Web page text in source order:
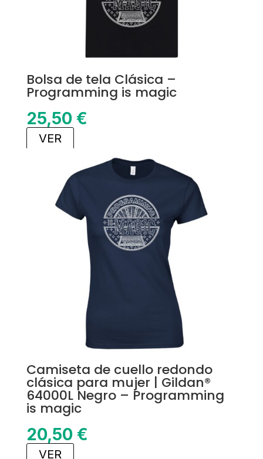
Bolsa de tela Clásica –
Programming is magic
25,50 €
VER
Camiseta de cuello redondo
clásica para mujer | Gildan®
64000L Negro – Programming
is magic
20,50 €
VER